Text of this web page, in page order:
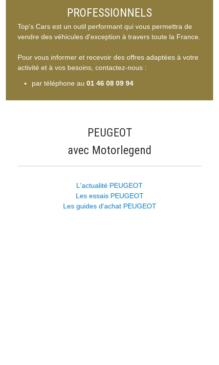
PROFESSIONNELS
Top's Cars est un outil performant qui vous permettra de
vendre des véhicules d'exception à travers toute la France.
Pour vous informer et recevoir des offres adaptées à votre
activité et à vos besoins, contactez-nous :
par téléphone au 01 46 08 09 94
PEUGEOT
avec Motorlegend
L'actualité PEUGEOT
Les essais PEUGEOT
Les guides d'achat PEUGEOT